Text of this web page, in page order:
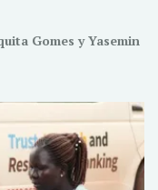
Gomes y Yasemin